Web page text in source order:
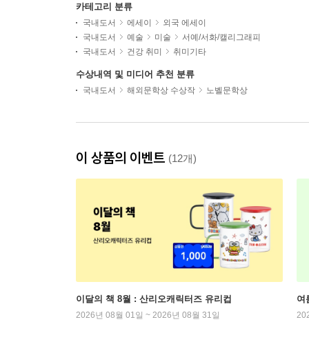
카테고리 분류
국내도서 에세이
외국 에세이
국내도서
예술 미술
서예/서화/캘리그래피
국내도서
건강 취미 취미기타
수상내역 및 미디어 추천 분류
국내도서 해외문학상 수상작 노벨문학상
이 상품의 이벤트 (12개)
이달의 책 8월 : 산리오캐릭터즈 유리컵
2026년 08월 01일 ~ 2026년 08월 31일
여